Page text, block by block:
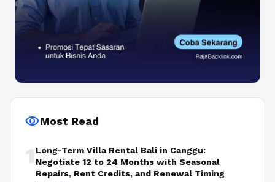
visibilityMost Read
1 Long-Term Villa Rental Bali in Canggu:
Negotiate 12 to 24 Months with Seasonal
Repairs, Rent Credits, and Renewal Timing